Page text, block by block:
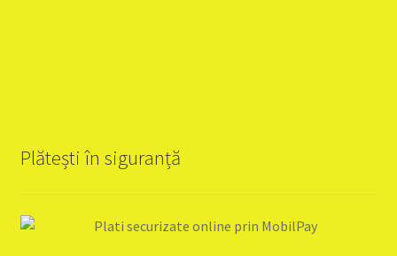
Plătești în siguranță